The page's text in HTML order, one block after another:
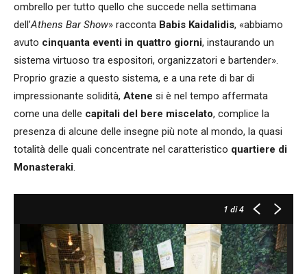
ombrello per tutto quello che succede nella settimana
dell’Athens Bar Show» racconta Babis Kaidalidis, «abbiamo
avuto cinquanta eventi in quattro giorni, instaurando un
sistema virtuoso tra espositori, organizzatori e bartender».
Proprio grazie a questo sistema, e a una rete di bar di
impressionante solidità, Atene si è nel tempo affermata
come una delle capitali del bere miscelato, complice la
presenza di alcune delle insegne più note al mondo, la quasi
totalità delle quali concentrate nel caratteristico quartiere di
Monasteraki.
1 di 4